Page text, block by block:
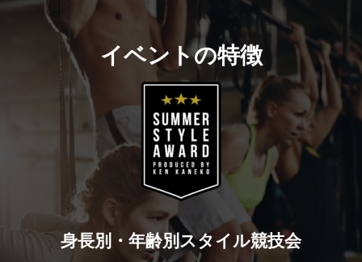
イベントの特徴
身長別・年齢別スタイル競技会